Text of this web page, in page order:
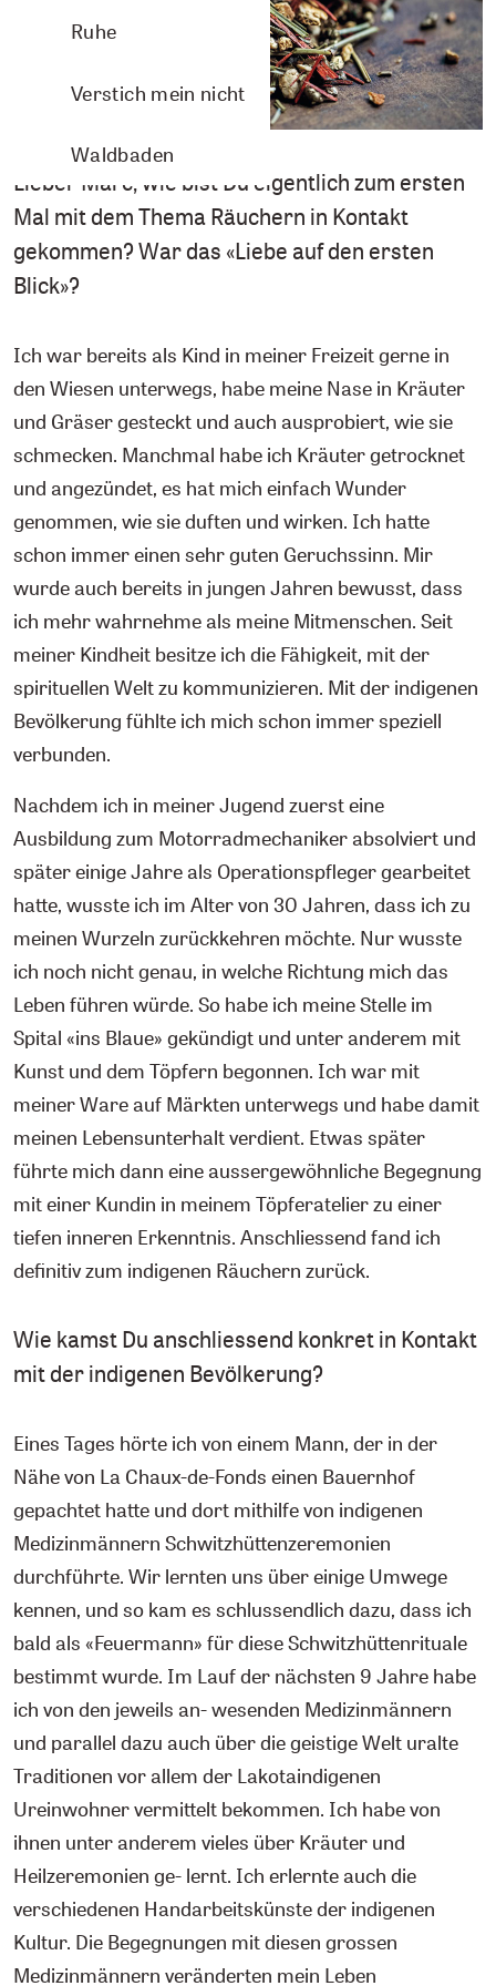
Ruhe
Verstich mein nicht
Waldbaden
Lieber Marc, wie bist Du eigentlich zum ersten
Mal mit dem Thema Räuchern in Kontakt
gekommen? War das «Liebe auf den ersten
Blick»?
Ich war bereits als Kind in meiner Freizeit gerne in
den Wiesen unterwegs, habe meine Nase in Kräuter
und Gräser gesteckt und auch ausprobiert, wie sie
schmecken. Manchmal habe ich Kräuter getrocknet
und angezündet, es hat mich einfach Wunder
genommen, wie sie duften und wirken. Ich hatte
schon immer einen sehr guten Geruchssinn. Mir
wurde auch bereits in jungen Jahren bewusst, dass
ich mehr wahrnehme als meine Mitmenschen. Seit
meiner Kindheit besitze ich die Fähigkeit, mit der
spirituellen Welt zu kommunizieren. Mit der indigenen
Bevölkerung fühlte ich mich schon immer speziell
verbunden.
Nachdem ich in meiner Jugend zuerst eine
Ausbildung zum Motorradmechaniker absolviert und
später einige Jahre als Operationspfleger gearbeitet
hatte, wusste ich im Alter von 30 Jahren, dass ich zu
meinen Wurzeln zurückkehren möchte. Nur wusste
ich noch nicht genau, in welche Richtung mich das
Leben führen würde. So habe ich meine Stelle im
Spital «ins Blaue» gekündigt und unter anderem mit
Kunst und dem Töpfern begonnen. Ich war mit
meiner Ware auf Märkten unterwegs und habe damit
meinen Lebensunterhalt verdient. Etwas später
führte mich dann eine aussergewöhnliche Begegnung
mit einer Kundin in meinem Töpferatelier zu einer
tiefen inneren Erkenntnis. Anschliessend fand ich
definitiv zum indigenen Räuchern zurück.
Wie kamst Du anschliessend konkret in Kontakt
mit der indigenen Bevölkerung?
Eines Tages hörte ich von einem Mann, der in der
Nähe von La Chaux-de-Fonds einen Bauernhof
gepachtet hatte und dort mithilfe von indigenen
Medizinmännern Schwitzhüttenzeremonien
durchführte. Wir lernten uns über einige Umwege
kennen, und so kam es schlussendlich dazu, dass ich
bald als «Feuermann» für diese Schwitzhüttenrituale
bestimmt wurde. Im Lauf der nächsten 9 Jahre habe
ich von den jeweils an- wesenden Medizinmännern
und parallel dazu auch über die geistige Welt uralte
Traditionen vor allem der Lakotaindigenen
Ureinwohner vermittelt bekommen. Ich habe von
ihnen unter anderem vieles über Kräuter und
Heilzeremonien ge- lernt. Ich erlernte auch die
verschiedenen Handarbeitskünste der indigenen
Kultur. Die Begegnungen mit diesen grossen
Medizinmännern veränderten mein Leben